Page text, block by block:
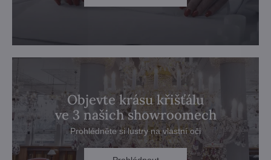
Objevte krásu křišťálu
ve 3 našich showroomech
Prohlédněte si lustry na vlastní oči